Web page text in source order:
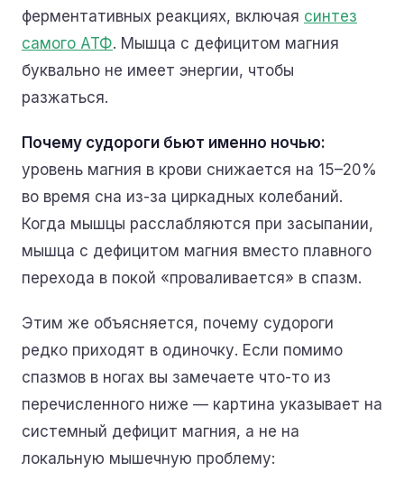
ферментативных реакциях, включая синтез
самого АТФ. Мышца с дефицитом магния
буквально не имеет энергии, чтобы
разжаться.
Почему судороги бьют именно ночью:
уровень магния в крови снижается на 15–20%
во время сна из-за циркадных колебаний.
Когда мышцы расслабляются при засыпании,
мышца с дефицитом магния вместо плавного
перехода в покой «проваливается» в спазм.
Этим же объясняется, почему судороги
редко приходят в одиночку. Если помимо
спазмов в ногах вы замечаете что-то из
перечисленного ниже — картина указывает на
системный дефицит магния, а не на
локальную мышечную проблему: